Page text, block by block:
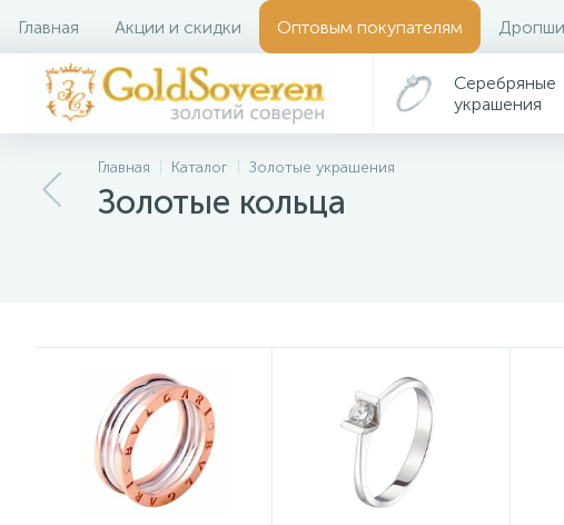
Главная Акции и скидки Оптовым покупателям
Серебряные
украшения
Главная Каталог Золотые украшения
Золотые кольца